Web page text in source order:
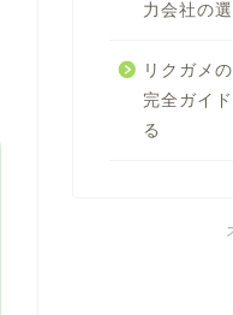
力会社の
リクガメ
完全ガイ
る